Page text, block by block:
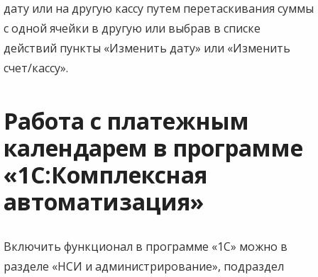
дату или на другую кассу путем перетаскивания суммы
с одной ячейки в другую или выбрав в списке
действий пункты «Изменить дату» или «Изменить
счет/кассу».
Работа с платежным
календарем в программе
«1С:Комплексная
автоматизация»
Включить функционал в программе «1С» можно в
разделе «НСИ и администрирование», подраздел